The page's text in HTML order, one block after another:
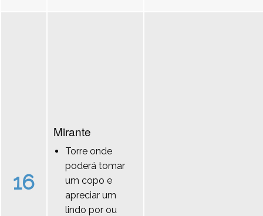
16
Mirante
Torre onde
poderá tomar
um copo e
apreciar um
lindo por ou